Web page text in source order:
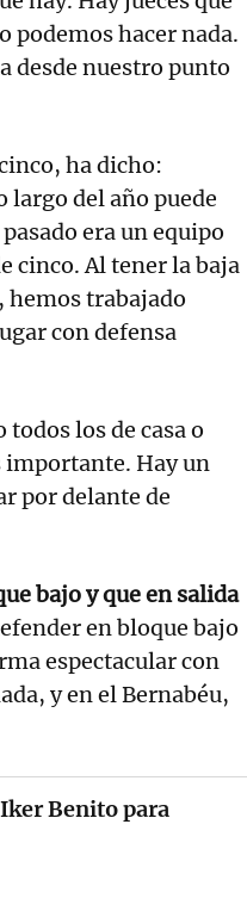
podemos hacer nada.
desde nuestro punto
ha dicho:
largo del año puede
era un equipo
cinco. Al tener la baja
, hemos trabajado
con defensa
los de casa o
importante. Hay un
por delante de
bajo y que en salida
en bloque bajo
espectacular con
y en el Bernabéu,
Benito para